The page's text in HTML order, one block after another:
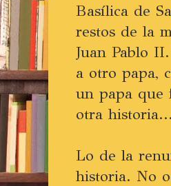
Basílica de
restos de la
Juan Pablo
a otro papa,
un papa que
otra historia...
Lo de la
historia. No